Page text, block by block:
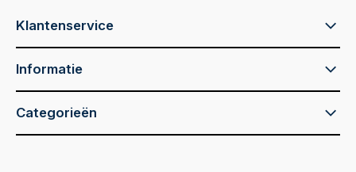
Klantenservice
Informatie
Categorieën